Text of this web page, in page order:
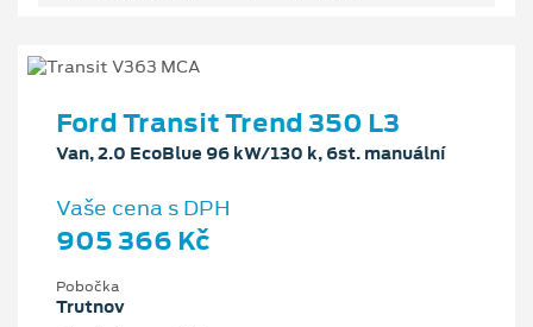
Ford Transit Trend 350 L3
Van, 2.0 EcoBlue 96 kW/130 k, 6st. manuální
Vaše cena s DPH
905 366 Kč
Pobočka
Trutnov